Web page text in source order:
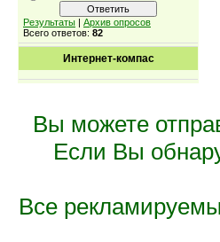
Результаты | Архив опросов
Всего ответов: 82
Интернет-компас
Вы можете
Если Вы
Все